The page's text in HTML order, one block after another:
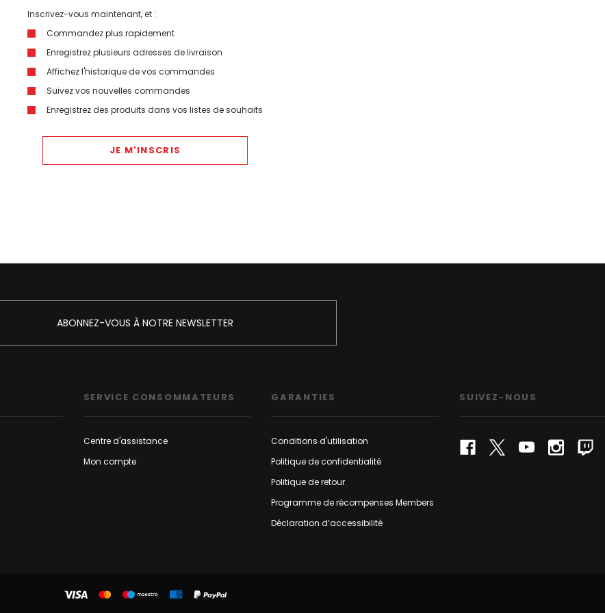
Inscrivez-vous maintenant, et :
Commandez plus rapidement
Enregistrez plusieurs adresses de livraison
Affichez l'historique de vos commandes
Suivez vos nouvelles commandes
Enregistrez des produits dans vos listes de souhaits
JE M'INSCRIS
ABONNEZ-VOUS À NOTRE NEWSLETTER
SERVICE CONSOMMATEURS
Centre d'assistance
Mon compte
GARANTIES
Conditions d'utilisation
Politique de confidentialité
Politique de retour
Programme de récompenses Members
Déclaration d’accessibilité
SUIVEZ-NOUS